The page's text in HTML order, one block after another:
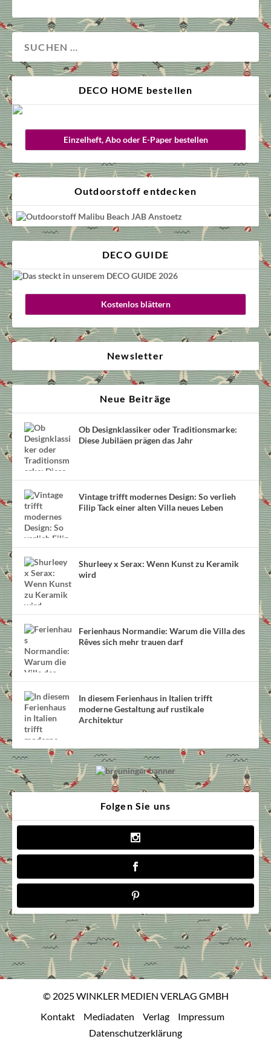
DECO HOME bestellen
Einzelheft, Abo oder E-Paper bestellen
Outdoorstoff entdecken
DECO GUIDE
Kostenlos blättern
Newsletter
Neue Beiträge
Ob Designklassiker oder Traditionsmarke:
Diese Jubiläen prägen das Jahr
Vintage trifft modernes Design: So verlieh
Filip Tack einer alten Villa neues Leben
Shurleey x Serax: Wenn Kunst zu Keramik
wird
Ferienhaus Normandie: Warum die Villa des
Rêves sich mehr trauen darf
In diesem Ferienhaus in Italien trifft
moderne Gestaltung auf rustikale
Architektur
Folgen Sie uns
© 2025 WINKLER MEDIEN VERLAG GMBH
Kontakt
Mediadaten Verlag
Impressum
Datenschutzerklärung